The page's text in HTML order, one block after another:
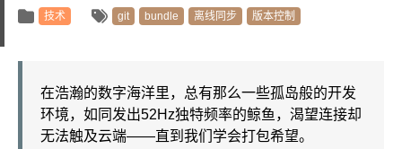
技术 git bundle 离线同步 版本控制
在浩瀚的数字海洋里，总有那么一些孤岛般的开发
环境，如同发出52Hz独特频率的鲸鱼，渴望连接却
无法触及云端——直到我们学会打包希望。